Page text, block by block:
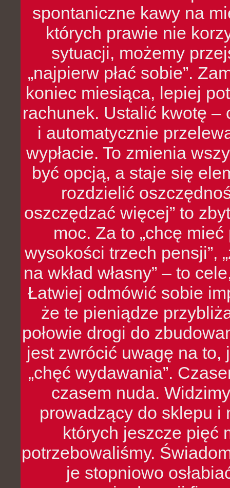
spontaniczne kawy na
których prawie nie
sytuacji, możemy
„najpierw płać sobie”.
koniec miesiąca, lepiej
rachunek. Ustalić kwotę
i automatycznie
wypłacie. To zmienia
być opcją, a staje się
rozdzielić
oszczędzać więcej” to
moc. Za to „chcę
wysokości trzech pensji”,
na wkład własny” – to
Łatwiej odmówić sobie
że te pieniądze
połowie drogi do
jest zwrócić uwagę na to,
„chęć wydawania”.
czasem nuda.
prowadzący do sklepu i
których jeszcze pięć
potrzebowaliśmy.
je stopniowo